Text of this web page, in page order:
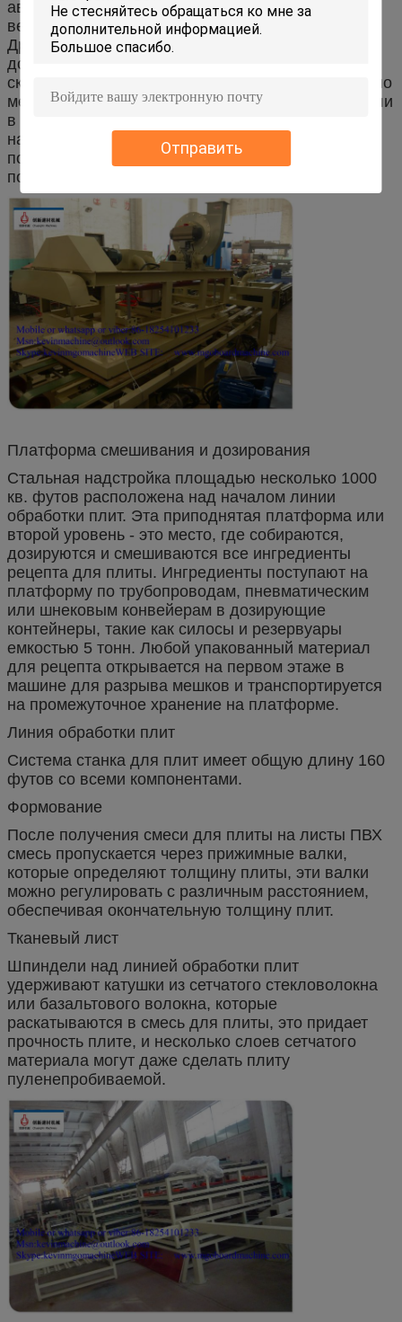
Отправить
автоцистернах и закачивается в наружную
вертикальную емкость объемом 32 000 галлонов.
Древесная щепа, самый крупный товар,
доставляется в модульных контейнерах и
складируется за пределами завода. Сравнительно
меньший баланс сырья доставляется навалом или
в стандартных мешках и хранится внутри завода
на поддонах. Все материалы отбираются при
поступлении и отправляются в лабораторию для
поддержания контроля качества.
Платформа смешивания и дозирования
Стальная надстройка площадью несколько 1000
кв. футов расположена над началом линии
обработки плит. Эта приподнятая платформа или
второй уровень - это место, где собираются,
дозируются и смешиваются все ингредиенты
рецепта для плиты. Ингредиенты поступают на
платформу по трубопроводам, пневматическим
или шнековым конвейерам в дозирующие
контейнеры, такие как силосы и резервуары
емкостью 5 тонн. Любой упакованный материал
для рецепта открывается на первом этаже в
машине для разрыва мешков и транспортируется
на промежуточное хранение на платформе.
Линия обработки плит
Система станка для плит имеет общую длину 160
футов со всеми компонентами.
Формование
После получения смеси для плиты на листы ПВХ
смесь пропускается через прижимные валки,
которые определяют толщину плиты, эти валки
можно регулировать с различным расстоянием,
обеспечивая окончательную толщину плит.
Тканевый лист
Шпиндели над линией обработки плит
удерживают катушки из сетчатого стекловолокна
или базальтового волокна, которые
раскатываются в смесь для плиты, это придает
прочность плите, и несколько слоев сетчатого
материала могут даже сделать плиту
пуленепробиваемой.